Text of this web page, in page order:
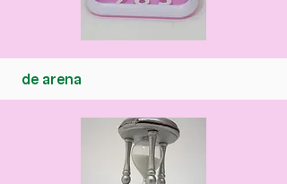
de arena